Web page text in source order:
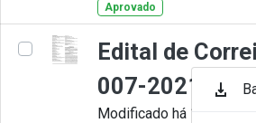
Aprovado
Edital de
007-2021
Modificado há 11 Meses